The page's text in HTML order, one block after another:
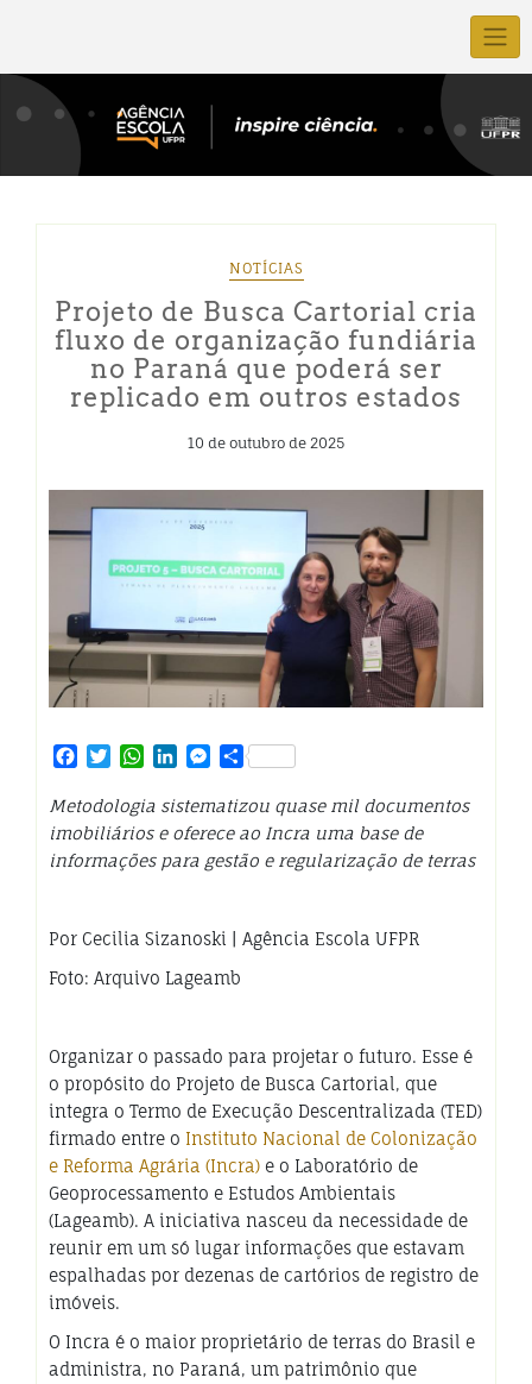
NOTÍCIAS
Projeto de Busca Cartorial cria
fluxo de organização fundiária
no Paraná que poderá ser
replicado em outros estados
10 de outubro de 2025
Facebook
TwitterWhatsApp
LinkedInMessenger
Share
Metodologia sistematizou quase mil documentos
imobiliários e oferece ao Incra uma base de
informações para gestão e regularização de terras
Por Cecilia Sizanoski | Agência Escola UFPR
Foto: Arquivo Lageamb
Organizar o passado para projetar o futuro. Esse é
o propósito do Projeto de Busca Cartorial, que
integra o Termo de Execução Descentralizada (TED)
firmado entre o Instituto Nacional de Colonização
e Reforma Agrária (Incra) e o Laboratório de
Geoprocessamento e Estudos Ambientais
(Lageamb). A iniciativa nasceu da necessidade de
reunir em um só lugar informações que estavam
espalhadas por dezenas de cartórios de registro de
imóveis.
O Incra é o maior proprietário de terras do Brasil e
administra, no Paraná, um patrimônio que